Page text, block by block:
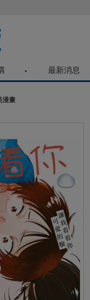
要被騙了！請各位喜歡青文購
最新消息
漫畫